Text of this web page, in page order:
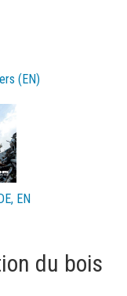
(EN)
EN
du bois